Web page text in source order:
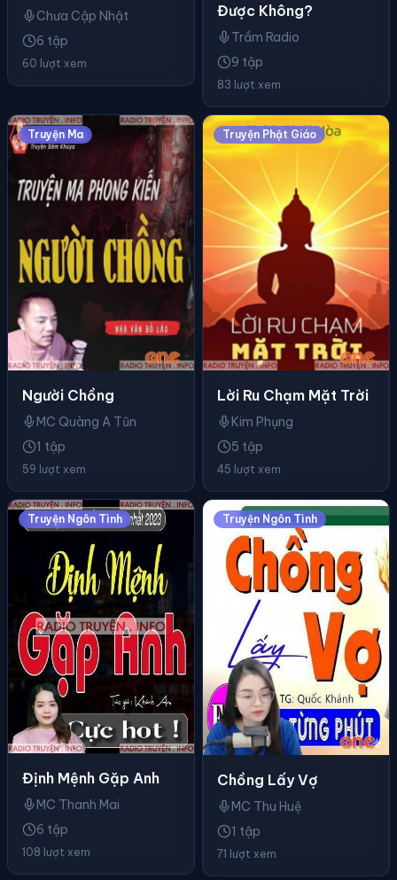
Chưa Cập Nhật
6 tập
60 lượt xem
Được Không?
Trầm Radio
9 tập
83 lượt xem
Truyện Ma
Người Chồng
MC Quàng A Tũn
1 tập
59 lượt xem
Truyện Phật Giáo
Lời Ru Chạm Mặt Trời
Kim Phụng
5 tập
45 lượt xem
Truyện Ngôn Tình
Định Mệnh Gặp Anh
MC Thanh Mai
6 tập
108 lượt xem
Truyện Ngôn Tình
Chồng Lấy Vợ
MC Thu Huệ
1 tập
71 lượt xem